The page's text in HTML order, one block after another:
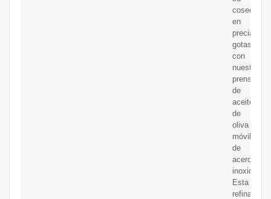
cosecha
en
preciadas
gotas
con
nuestra
prensa
de
aceite
de
oliva
móvil
de
acero
inoxidable.
Esta
refinada